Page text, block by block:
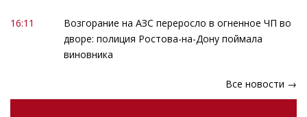
16:11
Возгорание на АЗС переросло в огненное ЧП во
дворе: полиция Ростова-на-Дону поймала
виновника
Все новости →